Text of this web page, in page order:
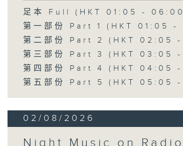
足本 Full (HKT 01:05 -
第一部份 Part 1 (HKT 01:05 -
第二部份 Part 2 (HKT 02:05
第三部份 Part 3 (HKT 03:05
第四部份 Part 4 (HKT 04:05
第五部份 Part 5 (HKT 05:05
02/08/2026
Night Music on